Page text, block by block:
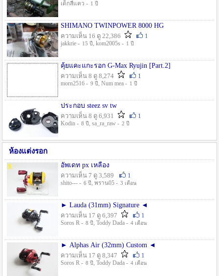
เด็กสี่แคว - 1 ปี
SHIMANO TWINPOWER 8000 HG
ความเห็น 16 ดู 22,386
1
jakkrie - 15 ปี , kom2005s - 1 ปี
คุ้ยแคะแกะรอก G-Max Ryujin [Part.2]
ความเห็น 8 ดู 8,274
1
morn2516 - 9 ปี , Num mea - 1 ปี
ประกอบ steez sv tw
ความเห็น 8 ดู 6,931
1
Kodin - 8 ปี , sa_ra_raw - 2 ปี
ห้องแต่งรอก
อัพเดท px เหลือง
ความเห็น 7 ดู 3,589
1
shito--- - 6 ปี , พราน05 - 3 เดือน
► Lauda (31mm) Signature ◄
ความเห็น 17 ดู 6,397
1
Soros R - 8 ปี , Toddy Dada - 4 เดือน
► Alphas Air (32mm) Custom ◄
ความเห็น 17 ดู 8,347
1
Soros R - 8 ปี , Toddy Dada - 4 เดือน